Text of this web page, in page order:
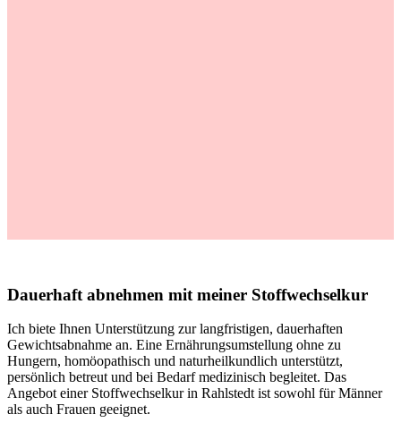
Dauerhaft abnehmen mit meiner Stoffwechselkur
Ich biete Ihnen Unterstützung zur langfristigen, dauerhaften
Gewichtsabnahme an. Eine Ernährungsumstellung ohne zu
Hungern, homöopathisch und naturheilkundlich unterstützt,
persönlich betreut und bei Bedarf medizinisch begleitet. Das
Angebot einer Stoffwechselkur in Rahlstedt ist sowohl für Männer
als auch Frauen geeignet.